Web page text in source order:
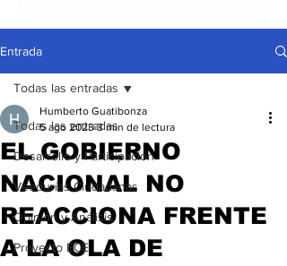
Entrada
Todas las entradas
Desarrollo y Participación
Veedurías Ciudadanas
Opinión y Análisis
Proyecto ECE
Todas las entradas
EL GOBIERNO
NACIONAL NO
REACCIONA FRENTE
A LA OLA DE
Humberto Guatibonza
5 ago 2023 3 min de lectura